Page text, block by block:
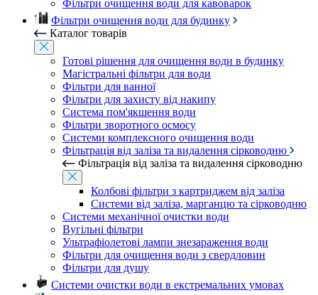
Фільтри очищення води для кавоварок
Фільтри очищення води для будинку
Каталог товарів
Готові рішення для очищення води в будинку
Магістральні фільтри для води
Фільтри для ванної
Фільтри для захисту від накипу
Система пом'якшення води
Фільтри зворотного осмосу
Системи комплексного очищення води
Фільтрація від заліза та видалення сірководню
Фільтрація від заліза та видалення сірководню
Колбові фільтри з картриджем від заліза
Системи від заліза, марганцю та сірководню
Системи механічної очистки води
Вугільні фільтри
Ультрафіолетові лампи знезараження води
Фільтри для очищення води з свердловин
Фільтри для душу
Системи очистки води в екстремальних умовах